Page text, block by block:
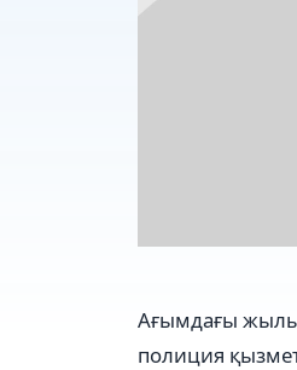
Ағымдағы
полиция